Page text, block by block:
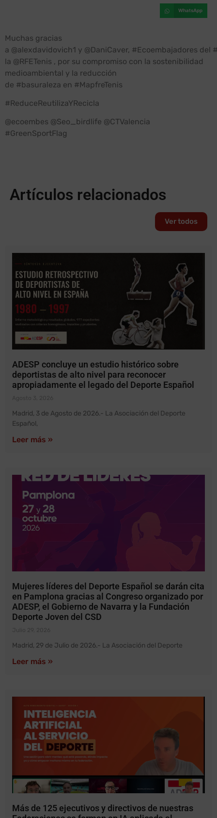
WhatsApp
Muchas gracias
a @alexdavidovich1 y @DaniCaver, #Ecoembajadores del
la @RFETenis , por su compromiso con la sostenibilidad
medioambiental y la reducción
de #basuraleza en #MapfreTenis
#ReduceReutilizaYRecicla
@ecoembes @Seo_birdlife @CTValencia
#GreenSportFlag
Artículos relacionados
Ver todos
ADESP concluye un estudio histórico sobre
deportistas de alto nivel para reconocer
apropiadamente el legado del Deporte Español
Madrid, 3 de Agosto de 2026.- La Asociación del Deporte
Español,
Leer más »
Mujeres líderes del Deporte Español se darán cita
en Pamplona gracias al Congreso organizado por
ADESP, el Gobierno de Navarra y la Fundación
Deporte Joven del CSD
Madrid, 29 de Julio de 2026.- La Asociación del Deporte
Leer más »
Más de 125 ejecutivos y directivos de nuestras